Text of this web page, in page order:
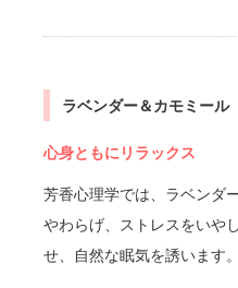
ラベンダー＆カモミール
心身ともにリラックス
芳香心理学では、ラベンダ
やわらげ、ストレスをいや
せ、自然な眠気を誘います。